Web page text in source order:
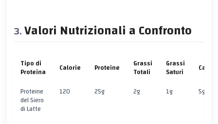
Valori Nutrizionali a Confronto
Tipo di
Proteina Calorie Proteine Grassi
Totali
Grassi
Saturi
Proteine
del Siero
di Latte
120 25g 2g 1g 5g